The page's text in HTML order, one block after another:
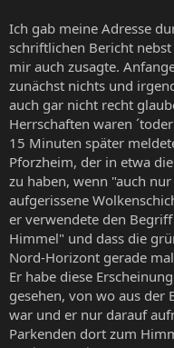
Ich gab meine Adresse
schriftlichen Bericht
mir auch zusagte.
zunächst nichts und
auch gar nicht recht
Herrschaften waren
15 Minuten später
Pforzheim, der in etwa
zu haben, wenn "auch
aufgerissene
er verwendete den
Himmel" und dass die
Nord-Horizont gerade
Er habe diese
gesehen, von wo aus der
war und er nur darauf
Parkenden dort zum